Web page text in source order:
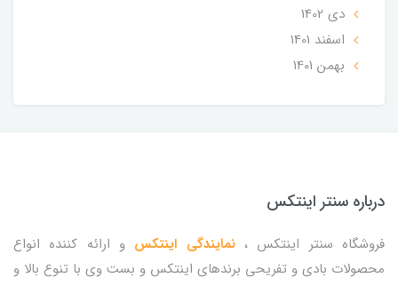
دی 1402
اسفند 1401
بهمن 1401
درباره سنتر اینتکس
فروشگاه سنتر اینتکس ،نمایندگی اینتکس و ارائه کننده انواع
محصولات بادی و تفریحی برندهای اینتکس و بست وی با تنوع بالا و